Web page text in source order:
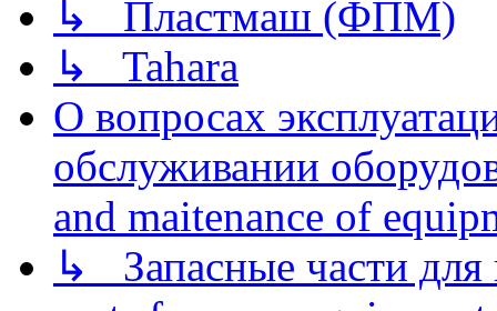
↳ Пластмаш (ФПМ)
↳ Tahara
О вопросах
обслуживании
and maitenance of
↳ Запасные части для